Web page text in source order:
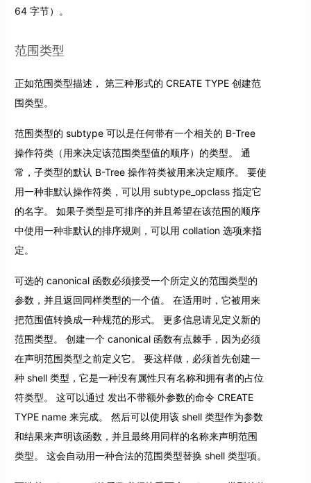
64 字节）。
范围类型
正如范围类型描述， 第三种形式的 CREATE TYPE 创建范
围类型。
范围类型的 subtype 可以是任何带有一个相关的 B-Tree
操作符类（用来决定该范围类型值的顺序）的类型。 通
常，子类型的默认 B-Tree 操作符类被用来决定顺序。 要使
用一种非默认操作符类，可以用 subtype_opclass 指定它
的名字。 如果子类型是可排序的并且希望在该范围的顺序
中使用一种非默认的排序规则，可以用 collation 选项来指
定。
可选的 canonical 函数必须接受一个所定义的范围类型的
参数，并且返回同样类型的一个值。 在适用时，它被用来
把范围值转换成一种规范的形式。 更多信息请见定义新的
范围类型。 创建一个 canonical 函数有点棘手，因为必须
在声明范围类型之前定义它。 要这样做，必须首先创建一
种 shell 类型，它是一种没有属性只有名称和拥有者的占位
符类型。 这可以通过 发出不带额外参数的命令 CREATE
TYPE name 来完成。 然后可以使用该 shell 类型作为参数
和结果来声明该函数，并且最终用同样的名称来声明范围
类型。 这会自动用一种合法的范围类型替换 shell 类型项。